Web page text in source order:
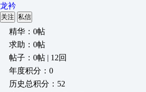
龙衿
关注 私信
精华：0帖
求助：0帖
帖子：0帖 | 12回
年度积分：0
历史总积分：52